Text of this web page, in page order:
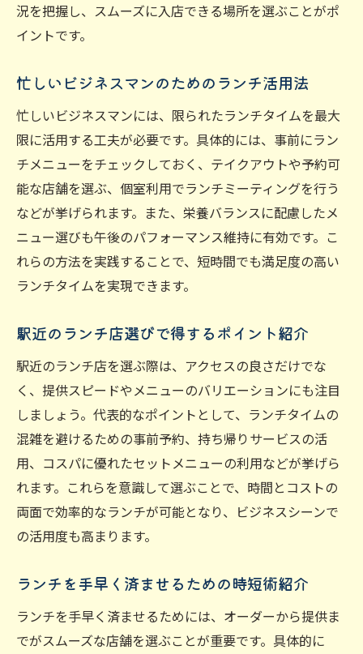
況を把握し、スムーズに入店できる場所を選ぶことがポ
イントです。
忙しいビジネスマンのためのランチ活用法
忙しいビジネスマンには、限られたランチタイムを最大
限に活用する工夫が必要です。具体的には、事前にラン
チメニューをチェックしておく、テイクアウトや予約可
能な店舗を選ぶ、個室利用でランチミーティングを行う
などが挙げられます。また、栄養バランスに配慮したメ
ニュー選びも午後のパフォーマンス維持に有効です。こ
れらの方法を実践することで、短時間でも満足度の高い
ランチタイムを実現できます。
駅近のランチ店選びで得するポイント紹介
駅近のランチ店を選ぶ際は、アクセスの良さだけでな
く、提供スピードやメニューのバリエーションにも注目
しましょう。代表的なポイントとして、ランチタイムの
混雑を避けるための事前予約、持ち帰りサービスの活
用、コスパに優れたセットメニューの利用などが挙げら
れます。これらを意識して選ぶことで、時間とコストの
両面で効率的なランチが可能となり、ビジネスシーンで
の活用度も高まります。
ランチを手早く済ませるための時短術紹介
ランチを手早く済ませるためには、オーダーから提供ま
でがスムーズな店舗を選ぶことが重要です。具体的に